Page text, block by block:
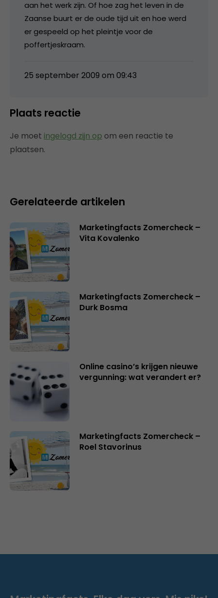
aan het werk zijn. Of hoe zag het leven in de
Zaanse buurt er de oude tijd uit en hoe werd
er gespeeld op het pleintje voor de
poffertjeskraam.
25 september 2009 om 09:43
Plaats reactie
Je moet ingelogd zijn op om een reactie te
plaatsen.
Gerelateerde artikelen
Marketingfacts Zomercheck –
Vita Kovalenko
Marketingfacts Zomercheck –
Durk Bosma
Online casino’s krijgen nieuwe
vergunning: wat verandert er?
Marketingfacts Zomercheck –
Roel Stavorinus